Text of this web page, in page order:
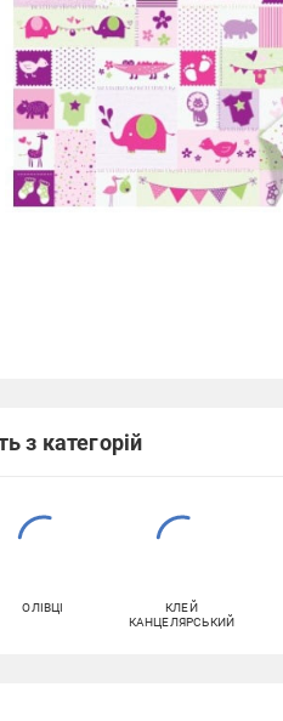
з категорій
ОЛІВЦІ
КЛЕЙ
КАНЦЕЛЯРСЬКИЙ